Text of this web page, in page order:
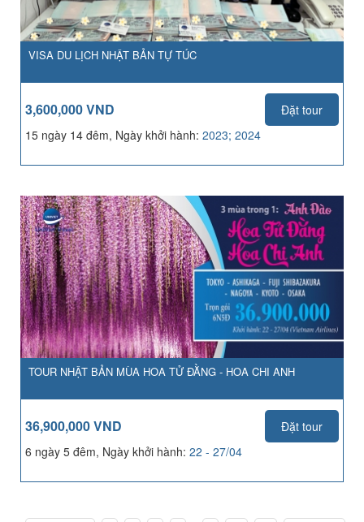
VISA DU LỊCH NHẬT BẢN TỰ TÚC
3,600,000 VND
Đặt tour
15 ngày 14 đêm, Ngày khởi hành: 2023; 2024
TOUR NHẬT BẢN MÙA HOA TỬ ĐẰNG - HOA CHI ANH
36,900,000 VND
Đặt tour
6 ngày 5 đêm, Ngày khởi hành: 22 - 27/04